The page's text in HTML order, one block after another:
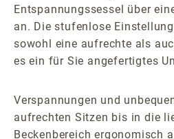
Entspannungssessel über
an. Die stufenlose
sowohl eine aufrechte als
es ein für Sie angefertigtes
Verspannungen und
aufrechten Sitzen bis in die
Beckenbereich ergonomisch